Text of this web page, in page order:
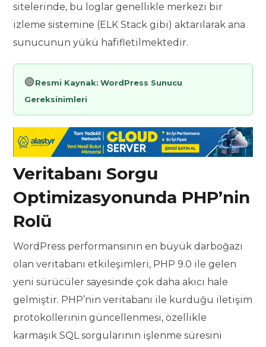
sitelerinde, bu loglar genellikle merkezi bir
izleme sistemine (ELK Stack gibi) aktarılarak ana
sunucunun yükü hafifletilmektedir.
🟢Resmi Kaynak: WordPress Sunucu
Gereksinimleri
Veritabanı Sorgu
Optimizasyonunda PHP’nin
Rolü
WordPress performansının en büyük darboğazı
olan veritabanı etkileşimleri, PHP 9.0 ile gelen
yeni sürücüler sayesinde çok daha akıcı hale
gelmiştir. PHP’nin veritabanı ile kurduğu iletişim
protokollerinin güncellenmesi, özellikle
karmaşık SQL sorgularının işlenme süresini